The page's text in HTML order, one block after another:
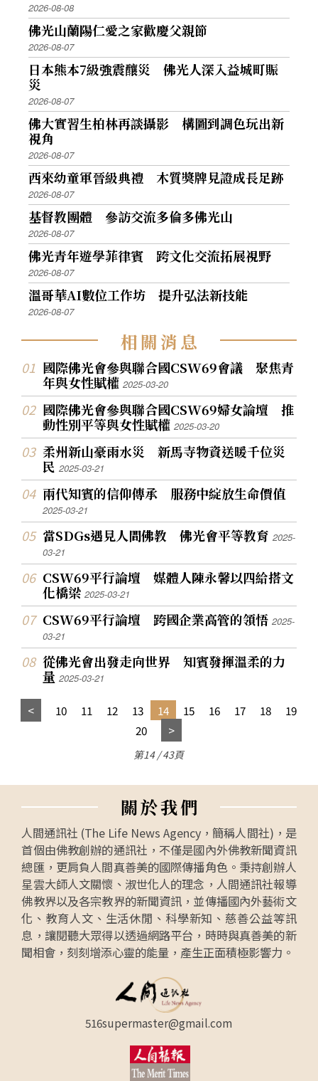
2026-08-08
佛光山蘭陽仁愛之家歡慶父親節
2026-08-07
日本熊本7級強震釀災 佛光人深入益城町賑
災
2026-08-07
佛大實習生柏林再談攝影 構圖到調色玩出新
視角
2026-08-07
西來幼童軍晉級典禮 木質獎牌見證成長足跡
2026-08-07
基督教團體 參訪交流多倫多佛光山
2026-08-07
佛光青年遊學菲律賓 跨文化交流拓展視野
2026-08-07
溫哥華AI數位工作坊 提升弘法新技能
2026-08-07
相關消息
國際佛光會參與聯合國CSW69會議 聚焦青
年與女性賦權2025-03-20
國際佛光會參與聯合國CSW69婦女論壇 推
動性別平等與女性賦權2025-03-20
柔州新山豪雨水災 新馬寺物資送暖千位災
民2025-03-21
兩代知賓的信仰傳承 服務中綻放生命價值
2025-03-21
當SDGs遇見人間佛教 佛光會平等教育2025-
03-21
CSW69平行論壇 媒體人陳永馨以四給搭文
化橋梁2025-03-21
CSW69平行論壇 跨國企業高管的領悟2025-
03-21
從佛光會出發走向世界 知賓發揮溫柔的力
量2025-03-21
10 11 12 13 14 15 16 17 18
19
20
第14 / 43頁
關於我們
人間通訊社 (The Life News Agency，簡稱人間社)，是
首個由佛教創辦的通訊社，不僅是國內外佛教新聞資訊
總匯，更肩負人間真善美的國際傳播角色。秉持創辦人
星雲大師人文關懷、淑世化人的理念，人間通訊社報導
佛教界以及各宗教界的新聞資訊，並傳播國內外藝術文
化、教育人文、生活休閒、科學新知、慈善公益等訊
息，讓閱聽大眾得以透過網路平台，時時與真善美的新
聞相會，刻刻增添心靈的能量，產生正面積極影響力。
516supermaster@gmail.com